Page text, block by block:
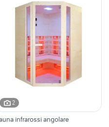
2
infrarossi angolare